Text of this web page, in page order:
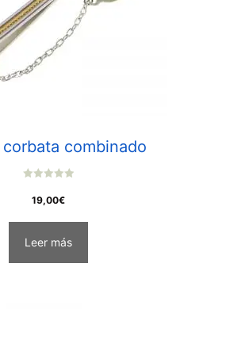
combinado
o
5
19,00€
Leer más